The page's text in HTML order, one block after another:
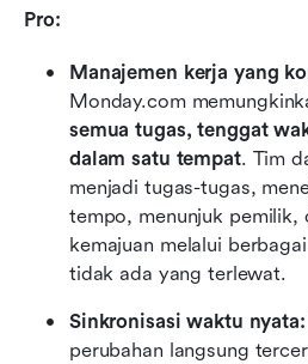
Pro:
Manajemen kerja yang
semua tugas, tenggat
dalam satu tempat. Tim
menjadi tugas-tugas,
tempo, menunjuk pemilik,
kemajuan melalui
tidak ada yang terlewat.
Sinkronisasi waktu nyata:
perubahan langsung